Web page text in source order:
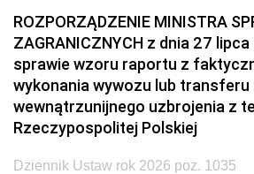
ROZPORZĄDZENIE MINISTRA
ZAGRANICZNYCH z dnia 27
sprawie wzoru raportu z
wykonania wywozu lub transferu
wewnątrzunijnego uzbrojenia z
Rzeczypospolitej Polskiej
Dziennik Ustaw rok 2026 poz. 1035